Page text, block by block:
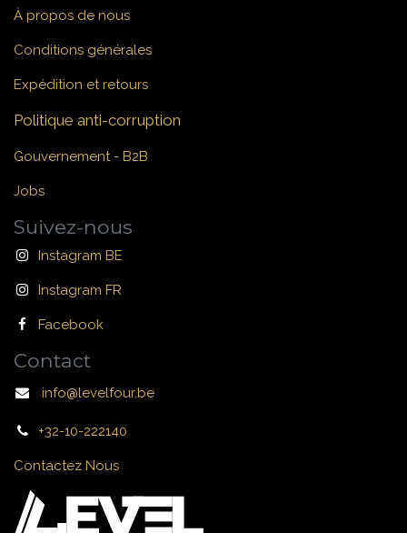
À propos de nous
Conditions générales
Expédition et retours
Politique anti-corruption
Gouvernement - B2B
Jobs
Suivez-nous
Instagram BE
Instagram FR
Facebook
Contact
info@levelfour.be
+32-10-222140
Contactez Nous